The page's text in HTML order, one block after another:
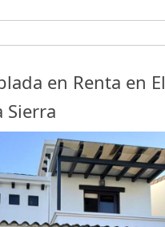
en Renta en El
Sierra